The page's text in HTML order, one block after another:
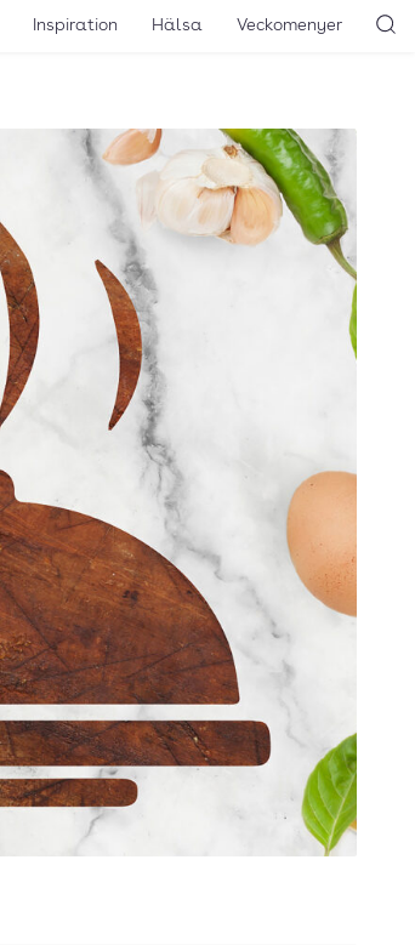
Inspiration Hälsa Veckomenyer